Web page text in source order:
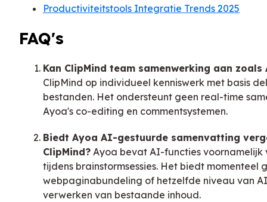
Productiviteitstools Integratie Trends 2025
FAQ's
Kan ClipMind team samenwerking aan zoals
ClipMind op individueel kenniswerk met basis
bestanden. Het ondersteunt geen real-time
Ayoa's co-editing en commentsystemen.
Biedt Ayoa AI-gestuurde samenvatting
ClipMind? Ayoa bevat AI-functies
tijdens brainstormsessies. Het biedt momenteel
webpaginabundeling of hetzelfde niveau van
verwerken van bestaande inhoud.